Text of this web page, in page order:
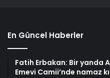
En Güncel Haberler
Fatih Erbakan: Bir yanda
Emevi Camii’nde namaz